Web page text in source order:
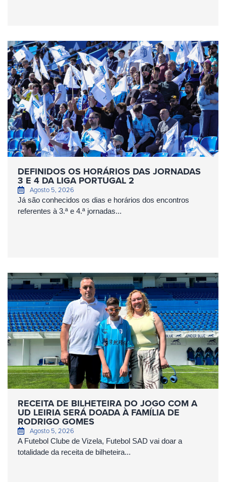
DEFINIDOS OS HORÁRIOS DAS JORNADAS
3 E 4 DA LIGA PORTUGAL 2
Agosto 5, 2026
Já são conhecidos os dias e horários dos encontros
referentes à 3.ª e 4.ª jornadas...
RECEITA DE BILHETEIRA DO JOGO COM A
UD LEIRIA SERÁ DOADA À FAMÍLIA DE
RODRIGO GOMES
Agosto 5, 2026
A Futebol Clube de Vizela, Futebol SAD vai doar a
totalidade da receita de bilheteira...